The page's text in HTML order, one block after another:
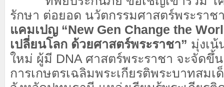
รักษา ต่อยอด นวัตกรรมศาสตร์พระราช
แคมเปญ “New Gen Change the
เปลี่ยนโลก ด้วยศาสตร์พระราชา” มุ่งเน้
ใหม่ ผู้มี DNA ศาสตร์พระราชา จะจัด
การเกษตรเฉลิมพระเกียรติพระบาทสมเ